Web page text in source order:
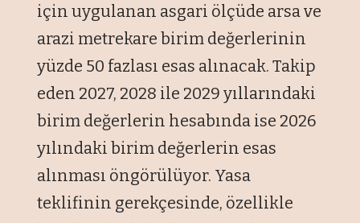
için uygulanan asgari ölçüde arsa ve
arazi metrekare birim değerlerinin
yüzde 50 fazlası esas alınacak. Takip
eden 2027, 2028 ile 2029 yıllarındaki
birim değerlerin hesabında ise 2026
yılındaki birim değerlerin esas
alınması öngörülüyor. Yasa
teklifinin gerekçesinde, özellikle